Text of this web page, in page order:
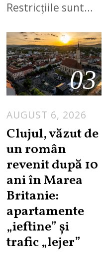
Restricțiile sunt…
03
AUGUST 6, 2026
Clujul, văzut de
un român
revenit după 10
ani în Marea
Britanie:
apartamente
„ieftine” și
trafic „lejer”